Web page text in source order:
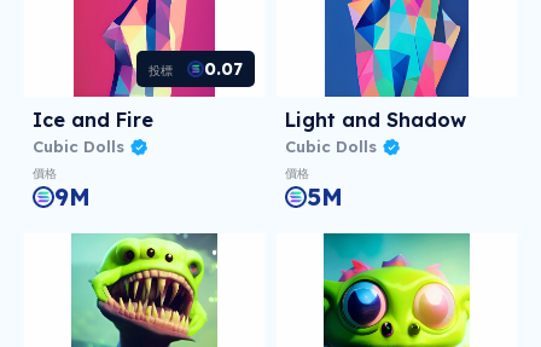
投標 0.07
Ice and Fire
Cubic Dolls
價格
9M
Light and Shadow
Cubic Dolls
價格
5M